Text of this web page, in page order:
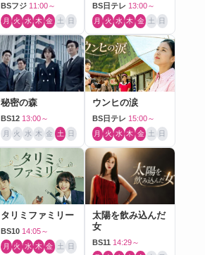
BSフジ 11:00～
月 火 水 木 金 土 日
BS日テレ 13:00～
月 火 水 木 金 土 日
秘密の森
BS12 13:00～
月 火 水 木 金 土 日
ウンヒの涙
BS日テレ 15:00～
月 火 水 木 金 土 日
タリミファミリー
BS10 14:05～
月 火 水 木 金 土 日
太陽を飲み込んだ
女
BS11 14:29～